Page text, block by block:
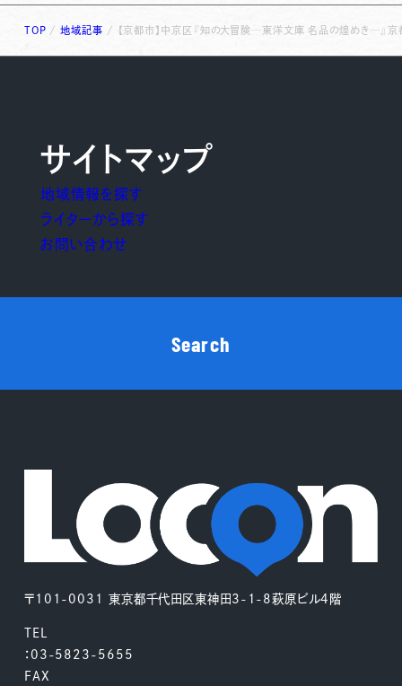
TOP /地域記事 / 【京都市】中京区『知の大冒険─東洋文庫 名品の煌めき─』京
〒101-0031 東京都千代田区東神田3-1-8萩原ビル4階
TEL
：03-5823-5655
FAX
サイトマップ
地域情報を探す
ライターから探す
お問い合わせ
Search